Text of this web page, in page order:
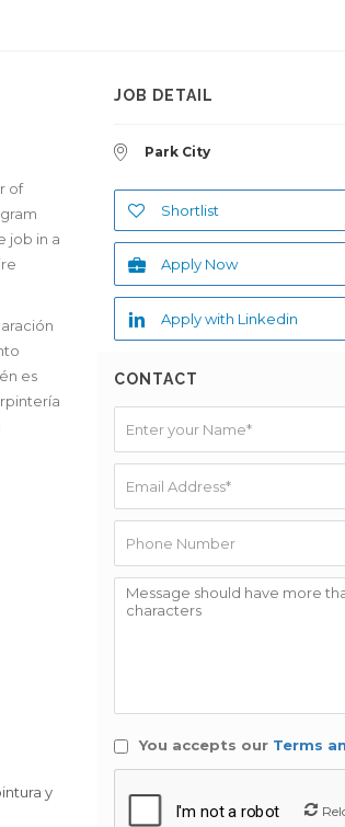
of
job in a
es
y
JOB DETAIL
Park City
Shortlist
Apply Now
Apply with Linkedin
CONTACT
You accepts our Terms